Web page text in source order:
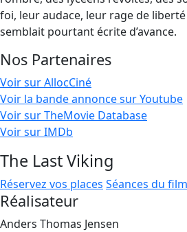
foi, leur audace, leur rage de
semblait pourtant écrite d’avance.
Nos Partenaires
Voir sur AllocCiné
Voir la bande annonce sur Youtube
Voir sur TheMovie Database
Voir sur IMDb
The Last Viking
Réservez vos places Séances du
Réalisateur
Anders Thomas Jensen